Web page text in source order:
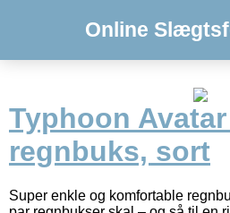
Online
Typhoon
regnbuks, sort
Super enkle og komfortable